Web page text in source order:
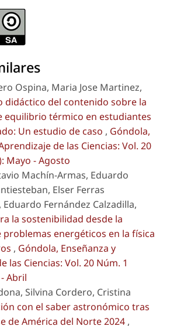
Ospina, Maria Jose Martinez,
didáctico del contenido sobre la
equilibrio térmico en estudiantes
Un estudio de caso , Góndola,
de las Ciencias: Vol. 20
Mayo - Agosto
Machín-Armas, Eduardo
Elser Ferras
Fernández Calzadilla,
la sostenibilidad desde la
problemas energéticos en la física
, Góndola, Enseñanza y
las Ciencias: Vol. 20 Núm. 1
Abril
Silvina Cordero, Cristina
con el saber astronómico tras
de América del Norte 2024 ,